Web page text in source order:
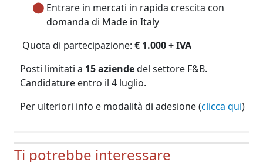
Entrare in mercati in rapida crescita con
domanda di Made in Italy
Quota di partecipazione: € 1.000 + IVA
Posti limitati a 15 aziendedel settore F&B.
Candidature entro il 4 luglio.
Per ulteriori info e modalità di adesione (clicca qui)
Ti potrebbe interessare